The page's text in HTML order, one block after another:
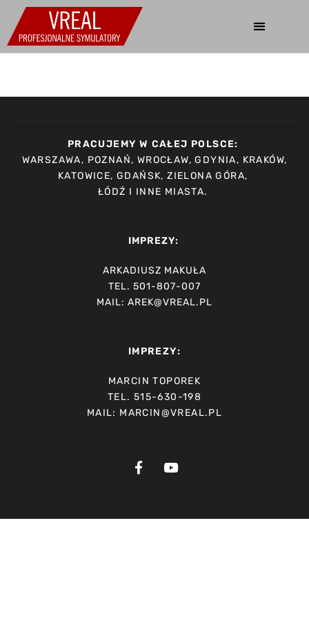
PRACUJEMY W CAŁEJ POLSCE:
WARSZAWA, POZNAŃ, WROCŁAW, GDYNIA, KRAKÓW,
KATOWICE, GDAŃSK, ZIELONA GÓRA,
ŁÓDŹ I INNE MIASTA.
IMPREZY:
ARKADIUSZ MAKUŁA
TEL. 501-807-007
MAIL: AREK@VREAL.PL
IMPREZY:
MARCIN TOPOREK
TEL. 515-630-198
MAIL: MARCIN@VREAL.PL